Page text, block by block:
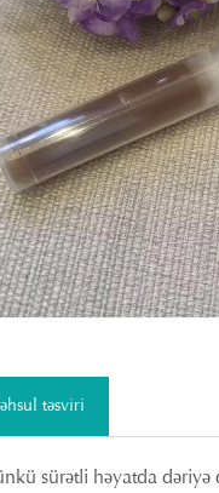
təsviri
sürətli həyatda